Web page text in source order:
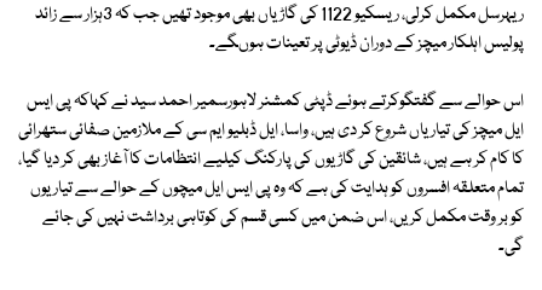
ریہرسل مکمل کرلی، ریسکیو 1122 کی گاڑیاں بھی موجود تھیں جب کہ 3ہزار سے زائد
پولیس اہلکار میچز کے دوران ڈیوٹی پر تعینات ہوںگے۔
اس حوالے سے گفتگوکرتے ہوئے ڈپٹی کمشنر لاہورسمیر احمد سید نے کہاکہ پی ایس
ایل میچز کی تیاریاں شروع کر دی ہیں، واسا، ایل ڈبلیو ایم سی کے ملازمین صفائی ستھرائی
کا کام کر ہے ہیں، شائقین کی گاڑیوں کی پارکنگ کیلیے انتظامات کا آغاز بھی کر دیا گیا،
تمام متعلقہ افسروں کو ہدایت کی ہے کہ وہ پی ایس ایل میچوں کے حوالے سے تیاریوں
کو بر وقت مکمل کریں، اس ضمن میں کسی قسم کی کوتاہی برداشت نہیں کی جائے
گی۔